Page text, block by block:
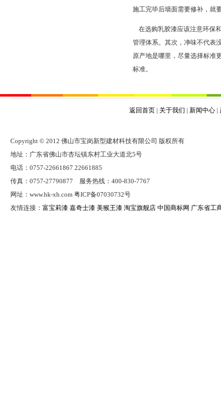
施工完毕后墙面需要修补，就
在选购乳胶漆应该注意环保
管理体系。其次，净味不代表
原产地是哪里，尽量选择标准
标准。
返回首页 | 关于我们 | 新闻中心 |
Copyright © 2012 佛山市宝岗新型建材科技有限公司 版权所有
地址：广东省佛山市杏坛镇东村工业大道北5号
电话：0757-22661867 22661885
传真：0757-27790877 服务热线：400-830-7767
网址：www.hk-xh.com 粤ICP备07030732号
友情连接： 富宝莉漆 嘉奇士漆 美猴王漆 淘宝旗舰店 中国商标网 广东省工